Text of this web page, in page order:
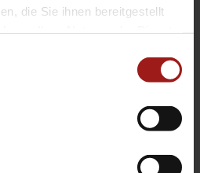
die Sie ihnen bereitgestellt